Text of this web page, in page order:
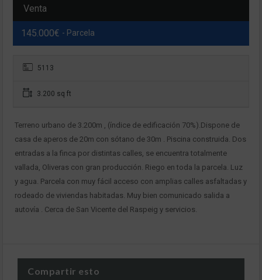
Venta
145.000€ - Parcela
5113
3.200 sq ft
Terreno urbano de 3.200m , (índice de edificación 70%).Dispone de
casa de aperos de 20m con sótano de 30m . Piscina construida. Dos
entradas a la finca por distintas calles, se encuentra totalmente
vallada, Oliveras con gran producción. Riego en toda la parcela. Luz
y agua. Parcela con muy fácil acceso con amplias calles asfaltadas y
rodeado de viviendas habitadas. Muy bien comunicado salida a
autovía . Cerca de San Vicente del Raspeig y servicios.
Compartir esto